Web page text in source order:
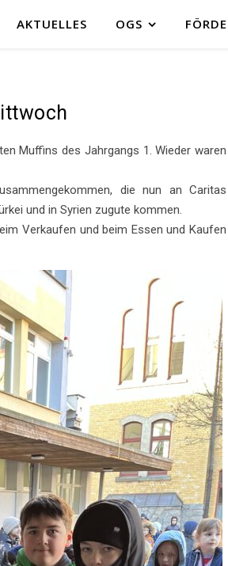
AKTUELLES OGS
Muffins des Jahrgangs 1. Wieder waren
die nun an Caritas
und in Syrien zugute kommen.
Verkaufen und beim Essen und Kaufen